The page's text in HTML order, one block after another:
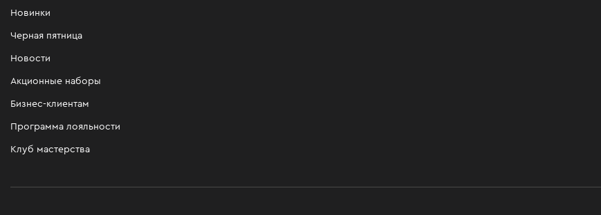
Новинки
Черная пятница
Новости
Акционные наборы
Бизнес-клиентам
Программа лояльности
Клуб мастерства